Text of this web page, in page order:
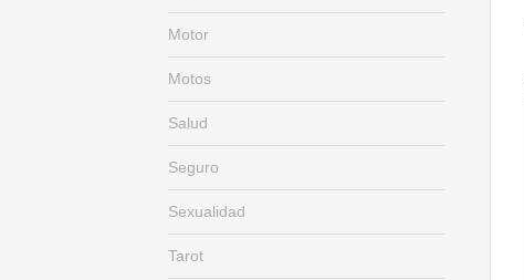
Motor
Motos
Salud
Seguro
Sexualidad
Tarot